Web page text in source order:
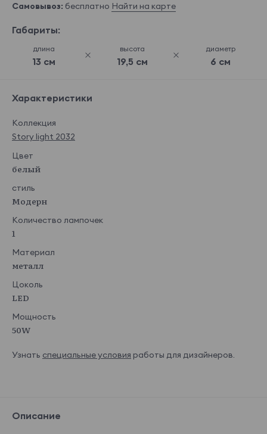
Самовывоз: бесплатно Найти на карте
Габариты:
длина
13 см
высота
19,5 см
диаметр
6 см
Характеристики
Коллекция
Story light 2032
Цвет
белый
стиль
Модерн
Количество лампочек
1
Материал
металл
Цоколь
LED
Мощность
50W
Узнать специальные условия работы для дизайнеров.
Описание